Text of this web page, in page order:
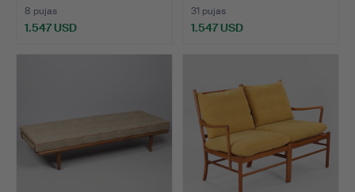
8 pujas
1.547 USD
31 pujas
1.547 USD